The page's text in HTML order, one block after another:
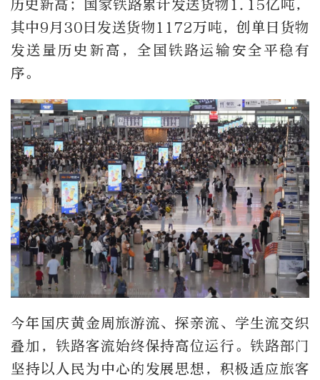
历史新高；国家铁路累计发送货物1.15亿吨，
其中9月30日发送货物1172万吨，创单日货物
发送量历史新高，全国铁路运输安全平稳有
序。
今年国庆黄金周旅游流、探亲流、学生流交织
叠加，铁路客流始终保持高位运行。铁路部门
坚持以人民为中心的发展思想，积极适应旅客